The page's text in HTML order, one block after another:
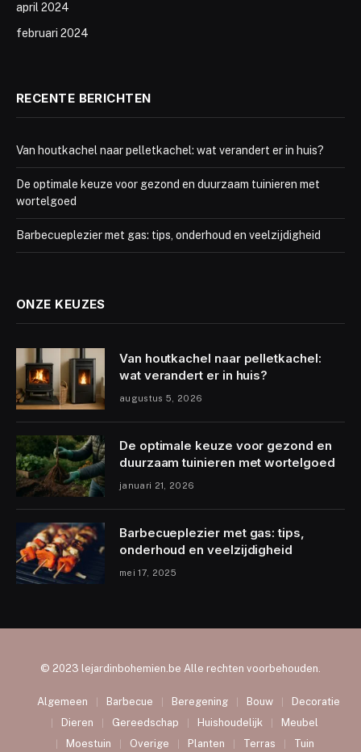
april 2024
februari 2024
RECENTE BERICHTEN
Van houtkachel naar pelletkachel: wat verandert er in huis?
De optimale keuze voor gezond en duurzaam tuinieren met
wortelgoed
Barbecueplezier met gas: tips, onderhoud en veelzijdigheid
ONZE KEUZES
Van houtkachel naar pelletkachel:
wat verandert er in huis?
augustus 5, 2026
De optimale keuze voor gezond en
duurzaam tuinieren met wortelgoed
januari 21, 2026
Barbecueplezier met gas: tips,
onderhoud en veelzijdigheid
mei 17, 2025
© 2023 lejardinbohemien.be Alle rechten voorbehouden.
Algemeen Barbecue Beregening Bouw
Decoratie
Dieren
Gereedschap Huishoudelijk
Meubel
Moestuin
Overige Planten Terras Tuin